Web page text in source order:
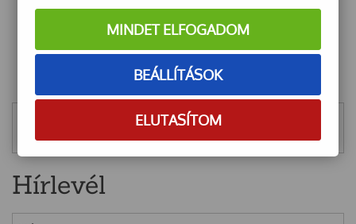
Mentett szűrők
Hírlevél
MINDET ELFOGADOM
BEÁLLÍTÁSOK
ELUTASÍTOM